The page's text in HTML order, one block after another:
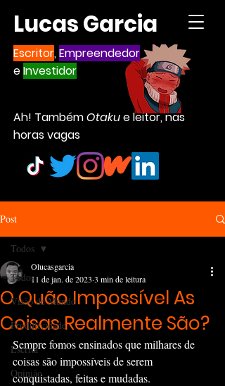
Lucas Garcia
Escritor,Empreendedor
eInvestidor
Ah! TambémOtakue leitor, nas
horas vagas
Post
Todos
Visão de Mundo
Produtividade
Escrita
Opinião
Todos
O Quão Impossível As
Coisas Realmente São?
Olucasgarcia
11 de jan. de 2023 3 min de leitura
Sempre fomos ensinados que milhares de
coisas são impossíveis de serem
conquistadas, feitas e mudadas.